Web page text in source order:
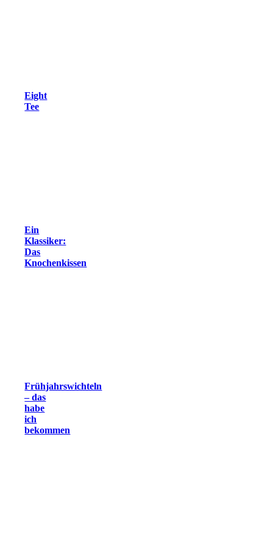
Eight
Tee
Ein
Klassiker:
Das
Knochenkissen
Frühjahrswichteln
– das
habe
ich
bekommen